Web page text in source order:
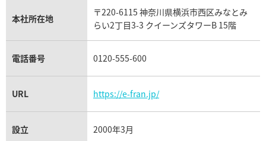
パネライ買取
チューダー（チュードル）買取
本社所在地
〒220-6115 神奈川県横浜市西区みなとみ
らい2丁目3-3 クイーンズタワーB 15階
電話番号 0120-555-600
URL https://e-fran.jp/
設立 2000年3月